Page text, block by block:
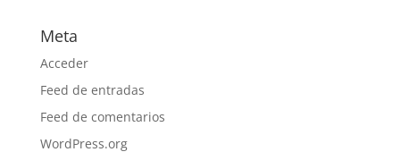
Meta
Acceder
Feed de entradas
Feed de comentarios
WordPress.org